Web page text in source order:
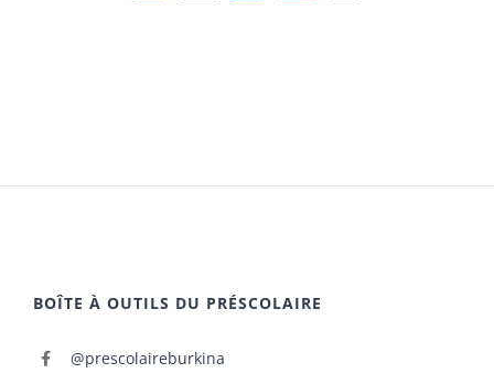
BOÎTE À OUTILS DU PRÉSCOLAIRE
@prescolaireburkina